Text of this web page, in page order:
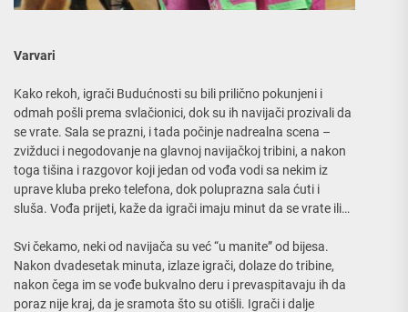
Varvari
Kako rekoh, igrači Budućnosti su bili prilično pokunjeni i
odmah pošli prema svlačionici, dok su ih navijači prozivali da
se vrate. Sala se prazni, i tada počinje nadrealna scena –
zvižduci i negodovanje na glavnoj navijačkoj tribini, a nakon
toga tišina i razgovor koji jedan od vođa vodi sa nekim iz
uprave kluba preko telefona, dok poluprazna sala ćuti i
sluša. Vođa prijeti, kaže da igrači imaju minut da se vrate ili…
Svi čekamo, neki od navijača su već “u manite” od bijesa.
Nakon dvadesetak minuta, izlaze igrači, dolaze do tribine,
nakon čega im se vođe bukvalno deru i prevaspitavaju ih da
poraz nije kraj, da je sramota što su otišli. Igrači i dalje